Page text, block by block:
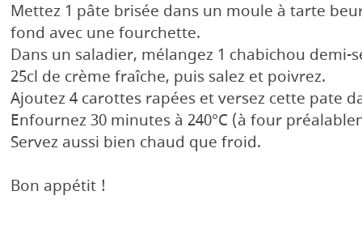
Mettez 1 pâte brisée dans un moule à tarte
fond avec une fourchette.
Dans un saladier, mélangez 1 chabichou demi-
25cl de crème fraîche, puis salez et poivrez.
Ajoutez 4 carottes rapées et versez cette pate
Enfournez 30 minutes à 240°C (à four
Servez aussi bien chaud que froid.
Bon appétit !